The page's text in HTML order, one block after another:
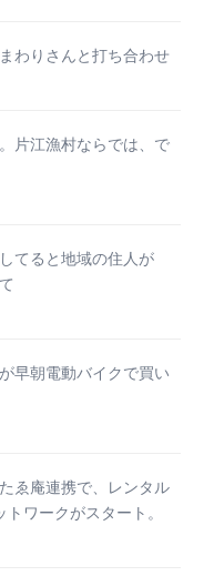
わりさんと打ち合わせ
片江漁村ならでは、で
てると地域の住人が
早朝電動バイクで買い
ゑ庵連携で、レンタル
ワークがスタート。